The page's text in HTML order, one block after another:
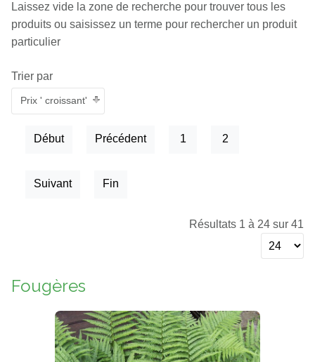
Laissez vide la zone de recherche pour trouver tous les
produits ou saisissez un terme pour rechercher un produit
particulier
Trier par
Prix ' croissant'
Début Précédent 1 2
Suivant Fin
Résultats 1 à 24 sur 41
Fougères